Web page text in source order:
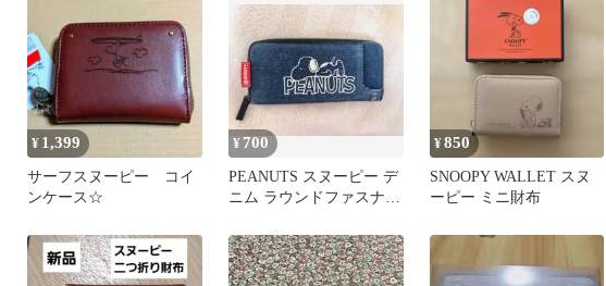
¥ 1,399
サーフスヌーピー コイ
ンケース☆
¥700
PEANUTS スヌーピー デ
ニム ラウンドファスナー
¥850
SNOOPY WALLET スヌ
ーピー ミニ財布